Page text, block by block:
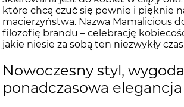
które chcą czuć się pewnie i pięknie
macierzyństwa. Nazwa Mamalicious
filozofię brandu – celebrację
jakie niesie za sobą ten niezwykły
Nowoczesny styl,
ponadczasowa elegancja